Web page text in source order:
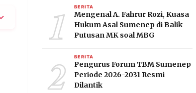
1 BERITA
Mengenal A. Fahrur Rozi, Kuasa
Hukum Asal Sumenep di Balik
Putusan MK soal MBG
2 BERITA
Pengurus Forum TBM Sumenep
Periode 2026-2031 Resmi
Dilantik